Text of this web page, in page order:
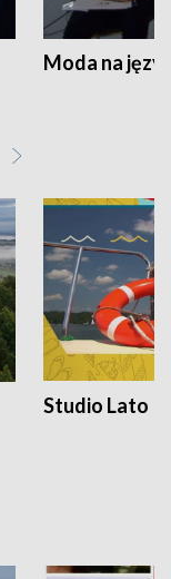
Moda na
Studio Lato